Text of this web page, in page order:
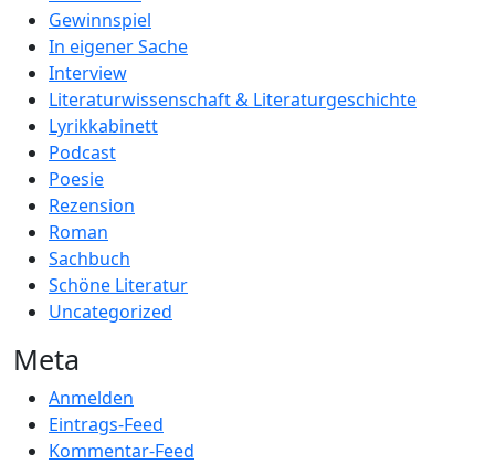
Gewinnspiel
In eigener Sache
Interview
Literaturwissenschaft & Literaturgeschichte
Lyrikkabinett
Podcast
Poesie
Rezension
Roman
Sachbuch
Schöne Literatur
Uncategorized
Meta
Anmelden
Eintrags-Feed
Kommentar-Feed